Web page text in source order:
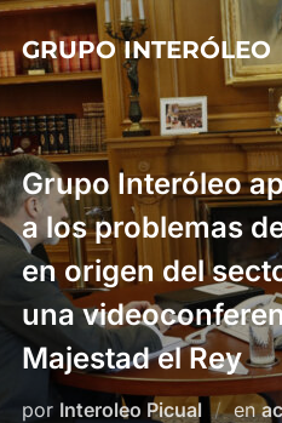
Saltar
al
contenido
GRUPO INTERÓLEO
Grupo Interóleo
a los problemas
en origen del
una
Majestad el Rey
por Interoleo Picual en